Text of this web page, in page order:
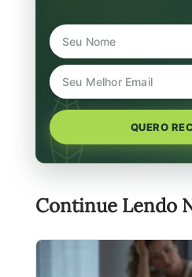
QUERO
Continue Lendo